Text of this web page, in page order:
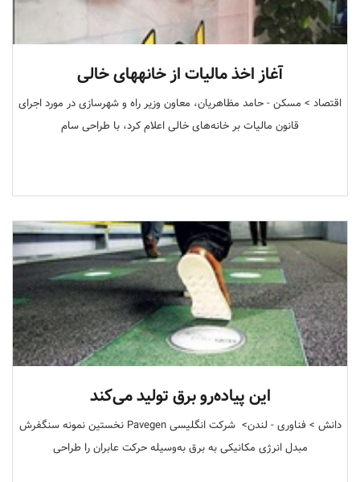
آغاز اخذ مالیات از خانه‎های خالی
اقتصاد > مسکن - حامد مظاهریان، معاون وزیر راه و شهرسازی در مورد اجرای
قانون مالیات بر خانه‌های خالی اعلام کرد، با طراحی سام
این پیاده‌رو برق تولید می‌کند
دانش > فناوری‌ - لندن>‌ ‌ شرکت انگلیسی Pavegen نخستین‌ نمونه سنگفرش
مبدل انرژی مکانیکی به برق به‌وسیله حرکت عابران را طراحی